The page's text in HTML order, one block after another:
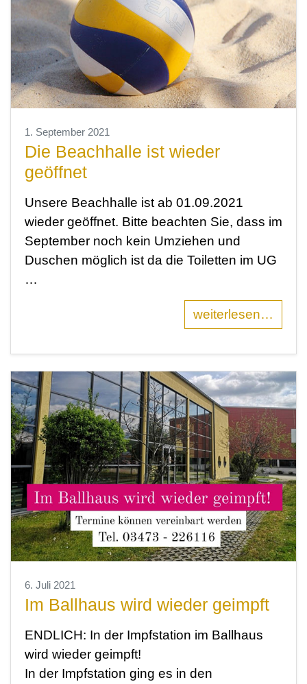
1. September 2021
Die Beachhalle ist wieder
geöffnet
Unsere Beachhalle ist ab 01.09.2021
wieder geöffnet. Bitte beachten Sie, dass im
September noch kein Umziehen und
Duschen möglich ist da die Toiletten im UG
…
weiterlesen…
6. Juli 2021
Im Ballhaus wird wieder geimpft
ENDLICH: In der Impfstation im Ballhaus
wird wieder geimpft!
In der Impfstation ging es in den